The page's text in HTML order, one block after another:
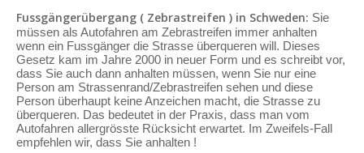
Fussgängerübergang ( Zebrastreifen ) in Schweden: Sie
müssen als Autofahren am Zebrastreifen immer anhalten
wenn ein Fussgänger die Strasse überqueren will. Dieses
Gesetz kam im Jahre 2000 in neuer Form und es schreibt vor,
dass Sie auch dann anhalten müssen, wenn Sie nur eine
Person am Strassenrand/Zebrastreifen sehen und diese
Person überhaupt keine Anzeichen macht, die Strasse zu
überqueren. Das bedeutet in der Praxis, dass man vom
Autofahren allergrösste Rücksicht erwartet. Im Zweifels-Fall
empfehlen wir, dass Sie anhalten !